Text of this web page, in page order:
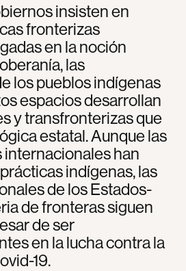
insisten en
fronterizas
en la noción
las
los pueblos indígenas
espacios desarrollan
y transfronterizas que
estatal. Aunque las
han
indígenas, las
de los Estados-
de fronteras siguen
de ser
en la lucha contra la
19.